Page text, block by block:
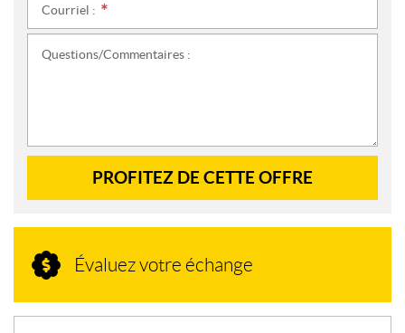
Courriel :
Questions/Commentaires :
PROFITEZ DE CETTE OFFRE
Évaluez votre échange